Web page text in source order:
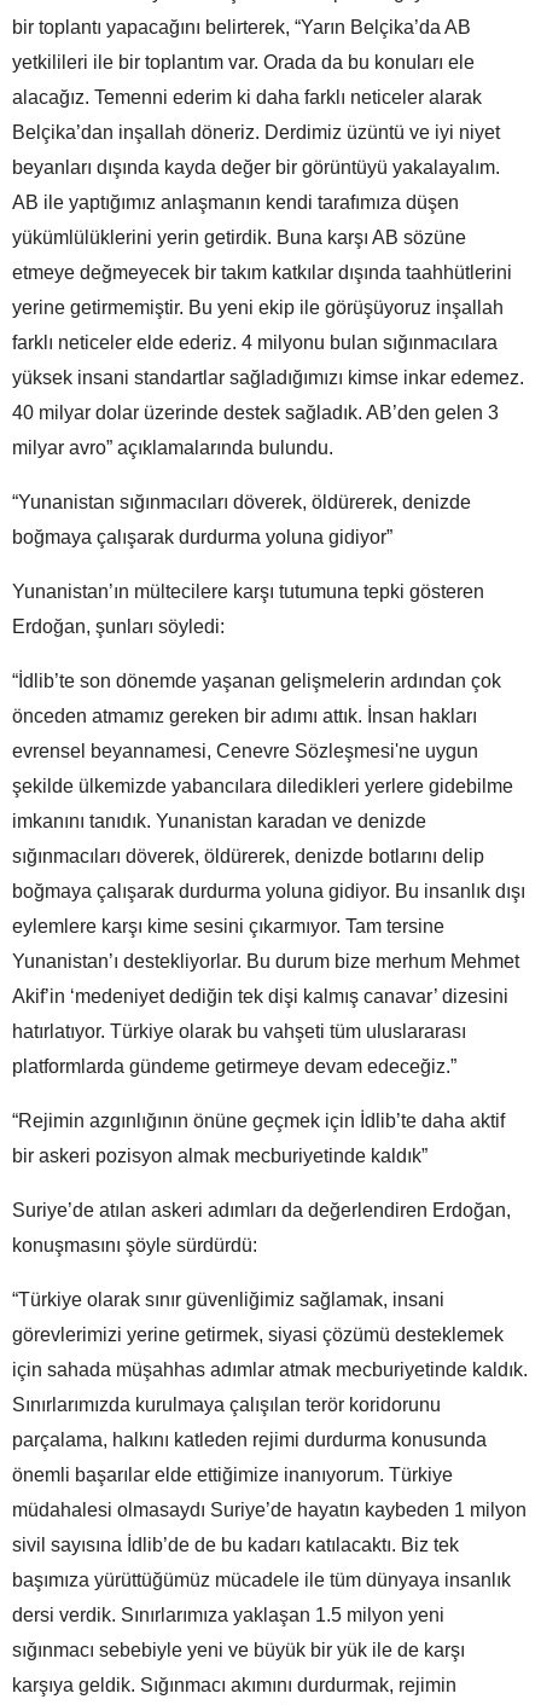
bir toplantı yapacağını belirterek, “Yarın Belçika’da AB
yetkilileri ile bir toplantım var. Orada da bu konuları ele
alacağız. Temenni ederim ki daha farklı neticeler alarak
Belçika’dan inşallah döneriz. Derdimiz üzüntü ve iyi niyet
beyanları dışında kayda değer bir görüntüyü yakalayalım.
AB ile yaptığımız anlaşmanın kendi tarafımıza düşen
yükümlülüklerini yerin getirdik. Buna karşı AB sözüne
etmeye değmeyecek bir takım katkılar dışında taahhütlerini
yerine getirmemiştir. Bu yeni ekip ile görüşüyoruz inşallah
farklı neticeler elde ederiz. 4 milyonu bulan sığınmacılara
yüksek insani standartlar sağladığımızı kimse inkar edemez.
40 milyar dolar üzerinde destek sağladık. AB’den gelen 3
milyar avro” açıklamalarında bulundu.
“Yunanistan sığınmacıları döverek, öldürerek, denizde
boğmaya çalışarak durdurma yoluna gidiyor”
Yunanistan’ın mültecilere karşı tutumuna tepki gösteren
Erdoğan, şunları söyledi:
“İdlib’te son dönemde yaşanan gelişmelerin ardından çok
önceden atmamız gereken bir adımı attık. İnsan hakları
evrensel beyannamesi, Cenevre Sözleşmesi'ne uygun
şekilde ülkemizde yabancılara diledikleri yerlere gidebilme
imkanını tanıdık. Yunanistan karadan ve denizde
sığınmacıları döverek, öldürerek, denizde botlarını delip
boğmaya çalışarak durdurma yoluna gidiyor. Bu insanlık dışı
eylemlere karşı kime sesini çıkarmıyor. Tam tersine
Yunanistan’ı destekliyorlar. Bu durum bize merhum Mehmet
Akif’in ‘medeniyet dediğin tek dişi kalmış canavar’ dizesini
hatırlatıyor. Türkiye olarak bu vahşeti tüm uluslararası
platformlarda gündeme getirmeye devam edeceğiz.”
“Rejimin azgınlığının önüne geçmek için İdlib’te daha aktif
bir askeri pozisyon almak mecburiyetinde kaldık”
Suriye’de atılan askeri adımları da değerlendiren Erdoğan,
konuşmasını şöyle sürdürdü:
“Türkiye olarak sınır güvenliğimiz sağlamak, insani
görevlerimizi yerine getirmek, siyasi çözümü desteklemek
için sahada müşahhas adımlar atmak mecburiyetinde kaldık.
Sınırlarımızda kurulmaya çalışılan terör koridorunu
parçalama, halkını katleden rejimi durdurma konusunda
önemli başarılar elde ettiğimize inanıyorum. Türkiye
müdahalesi olmasaydı Suriye’de hayatın kaybeden 1 milyon
sivil sayısına İdlib’de de bu kadarı katılacaktı. Biz tek
başımıza yürüttüğümüz mücadele ile tüm dünyaya insanlık
dersi verdik. Sınırlarımıza yaklaşan 1.5 milyon yeni
sığınmacı sebebiyle yeni ve büyük bir yük ile de karşı
karşıya geldik. Sığınmacı akımını durdurmak, rejimin